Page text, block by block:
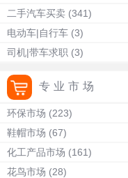
二手汽车买卖 (341)
电动车|自行车 (3)
司机|带车求职 (3)
专业市场
环保市场 (223)
鞋帽市场 (67)
化工产品市场 (161)
花鸟市场 (28)